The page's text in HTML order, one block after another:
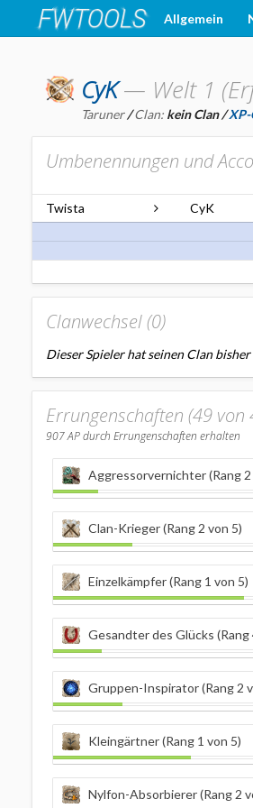
Allgemein
CyK — Welt 1
Taruner/Clan: kein Clan/
Umbenennungen und
Twista CyK
Clanwechsel (0)
Dieser Spieler hat seinen Clan
Errungenschaften (49 von
907AP durch Errungenschaften erhalten
Aggressorvernichter (Rang 2
Clan-Krieger (Rang 2 von 5)
Einzelkämpfer (Rang 1 von 5)
Gesandter des Glücks (Rang
Gruppen-Inspirator (Rang 2
Kleingärtner (Rang 1 von 5)
Nylfon-Absorbierer (Rang 2